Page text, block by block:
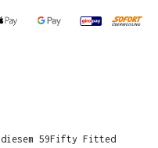
diesem 59Fifty Fitted